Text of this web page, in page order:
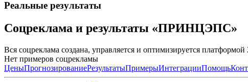
Реальные результаты
Соцреклама и результаты «ПРИНЦЭПС»
Вся соцреклама создана, управляется и оптимизируется
Нет примеров соцрекламы
ЦеныПрогнозированиеРезультатыПримерыИнтеграцииПомощь